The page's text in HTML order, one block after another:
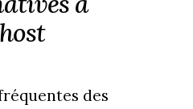
des